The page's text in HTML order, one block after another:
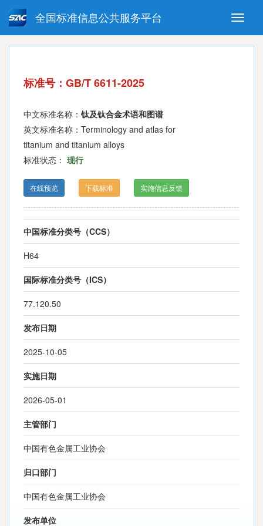
Toggle
全国标准信息公共服务平台
强制性国家标准 推荐性国家标准
指导性技术文件
标准号：GB/T 6611-2025
中文标准名称： 钛及钛合金术语和图谱
英文标准名称：Terminology and atlas for
titanium and titanium alloys
标准状态： 现行
在线预览 下载标准 实施信息反馈
中国标准分类号（CCS）
H64
国际标准分类号（ICS）
77.120.50
发布日期
2025-10-05
实施日期
2026-05-01
主管部门
中国有色金属工业协会
归口部门
中国有色金属工业协会
发布单位